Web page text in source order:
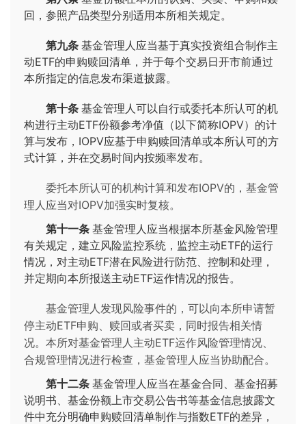
回，参照产品类型分别适用本所相关规定。
第九条 基金管理人应当基于真实投资组合制作主
动ETF的申购赎回清单，并于每个交易日开市前通过
本所指定的信息发布渠道披露。
第十条 基金管理人可以自行或委托本所认可的机
构进行主动ETF份额参考净值（以下简称IOPV）的计
算与发布，IOPV应基于申购赎回清单或本所认可的方
式计算，并在交易时间内按频率发布。
委托本所认可的机构计算和发布IOPV的，基金管
理人应当对IOPV加强实时复核。
第十一条 基金管理人应当根据本所基金风险管理
有关规定，建立风险监控系统，监控主动ETF的运行
情况，对主动ETF潜在风险进行防范、控制和处理，
并定期向本所报送主动ETF运作情况的报告。
基金管理人发现风险事件的，可以向本所申请暂
停主动ETF申购、赎回或者买卖，同时报告相关情
况。本所对基金管理人主动ETF运作风险管理情况、
合规管理情况进行检查，基金管理人应当协助配合。
第十二条 基金管理人应当在基金合同、基金招募
说明书、基金份额上市交易公告书等基金信息披露文
件中充分明确申购赎回清单制作与指数ETF的差异，